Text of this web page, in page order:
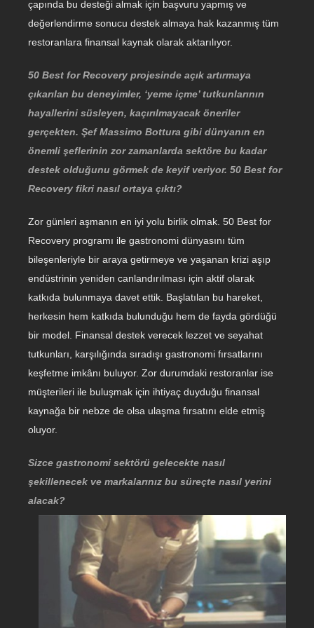
çapında bu desteği almak için başvuru yapmış ve
değerlendirme sonucu destek almaya hak kazanmış tüm
restoranlara finansal kaynak olarak aktarılıyor.
50 Best for Recovery projesinde açık artırmaya
çıkarılan bu deneyimler, ‘yeme içme’ tutkunlarının
hayallerini süsleyen, kaçırılmayacak öneriler
gerçekten. Şef Massimo Bottura gibi dünyanın en
önemli şeflerinin zor zamanlarda sektöre bu kadar
destek olduğunu görmek de keyif veriyor. 50 Best for
Recovery fikri nasıl ortaya çıktı?
Zor günleri aşmanın en iyi yolu birlik olmak. 50 Best for
Recovery programı ile gastronomi dünyasını tüm
bileşenleriyle bir araya getirmeye ve yaşanan krizi aşıp
endüstrinin yeniden canlandırılması için aktif olarak
katkıda bulunmaya davet ettik. Başlatılan bu hareket,
herkesin hem katkıda bulunduğu hem de fayda gördüğü
bir model. Finansal destek verecek lezzet ve seyahat
tutkunları, karşılığında sıradışı gastronomi fırsatlarını
keşfetme imkânı buluyor. Zor durumdaki restoranlar ise
müşterileri ile buluşmak için ihtiyaç duyduğu finansal
kaynağa bir nebze de olsa ulaşma fırsatını elde etmiş
oluyor.
Sizce gastronomi sektörü gelecekte nasıl
şekillenecek ve markalarınız bu süreçte nasıl yerini
alacak?